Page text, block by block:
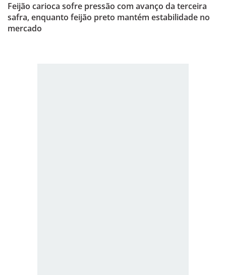
Feijão carioca sofre pressão com avanço da terceira
safra, enquanto feijão preto mantém estabilidade no
mercado